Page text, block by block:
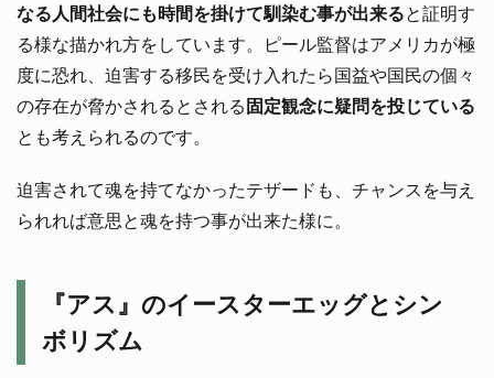
なる人間社会にも時間を掛けて馴染む事が出来る と証明す
る様な描かれ方をしています。ピール監督はアメリカが極
度に恐れ、迫害する移民を受け入れたら国益や国民の個々
の存在が脅かされるとされる固定観念に疑問を投じている
とも考えられるのです。
迫害されて魂を持てなかったテザードも、チャンスを与え
られれば意思と魂を持つ事が出来た様に。
『アス』のイースターエッグとシン
ボリズム